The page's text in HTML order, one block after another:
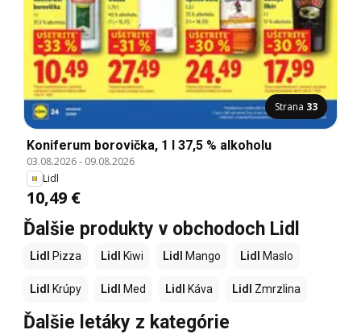
Strana 33
Koniferum borovička, 1 l 37,5 % alkoholu
03.08.2026- 09.08.2026
Lidl
10,49 €
Ďalšie produkty v obchodoch Lidl
Lidl Pizza Lidl Kiwi Lidl Mango Lidl Maslo
Lidl Krúpy Lidl Med Lidl Káva Lidl Zmrzlina
Ďalšie letáky z kategórie